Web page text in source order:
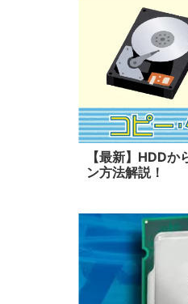
【最新】HDD
ン方法解説！